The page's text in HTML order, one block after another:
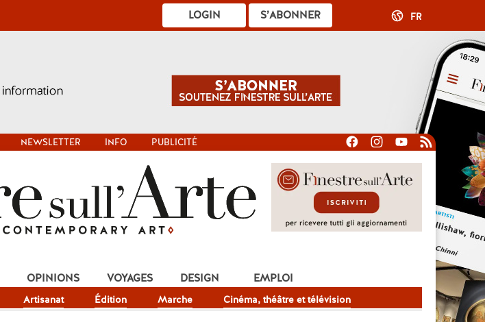
S’ABONNER
LOGIN FR
NEWSLETTER INFO PUBLICITÉ
Artisanat Édition Marche Cinéma, théâtre et télévision
OPINIONS VOYAGES DESIGN EMPLOI